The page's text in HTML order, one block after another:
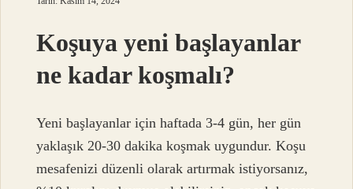
Koşuya yeni başlayanlar
ne kadar koşmalı?
Yeni başlayanlar için haftada 3-4 gün, her gün
yaklaşık 20-30 dakika koşmak uygundur. Koşu
mesafenizi düzenli olarak artırmak istiyorsanız,